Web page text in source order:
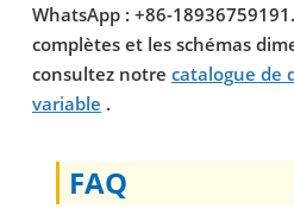
WhatsApp : +86-
complètes et les schémas
consultez notre catalogue de
variable .
FAQ